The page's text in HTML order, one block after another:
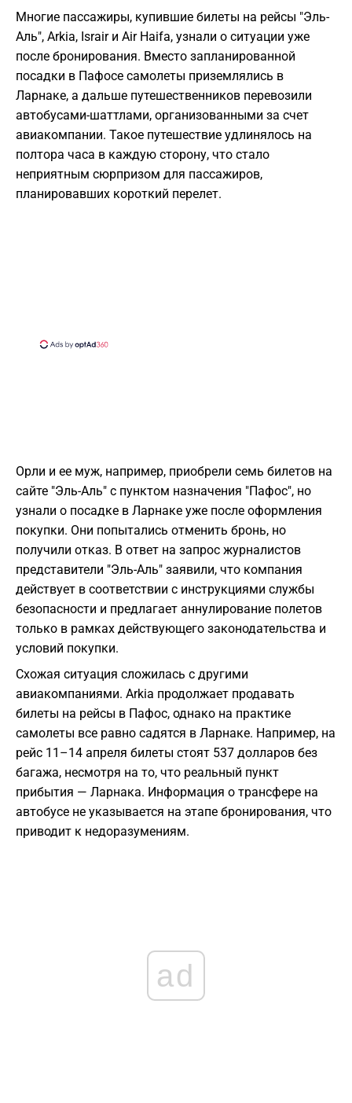
Многие пассажиры, купившие билеты на рейсы "Эль-
Аль", Arkia, Israir и Air Haifa, узнали о ситуации уже
после бронирования. Вместо запланированной
посадки в Пафосе самолеты приземлялись в
Ларнаке, а дальше путешественников перевозили
автобусами-шаттлами, организованными за счет
авиакомпании. Такое путешествие удлинялось на
полтора часа в каждую сторону, что стало
неприятным сюрпризом для пассажиров,
планировавших короткий перелет.
Орли и ее муж, например, приобрели семь билетов на
сайте "Эль-Аль" с пунктом назначения "Пафос", но
узнали о посадке в Ларнаке уже после оформления
покупки. Они попытались отменить бронь, но
получили отказ. В ответ на запрос журналистов
представители "Эль-Аль" заявили, что компания
действует в соответствии с инструкциями службы
безопасности и предлагает аннулирование полетов
только в рамках действующего законодательства и
условий покупки.
Схожая ситуация сложилась с другими
авиакомпаниями. Arkia продолжает продавать
билеты на рейсы в Пафос, однако на практике
самолеты все равно садятся в Ларнаке. Например, на
рейс 11–14 апреля билеты стоят 537 долларов без
багажа, несмотря на то, что реальный пункт
прибытия — Ларнака. Информация о трансфере на
автобусе не указывается на этапе бронирования, что
приводит к недоразумениям.
ad